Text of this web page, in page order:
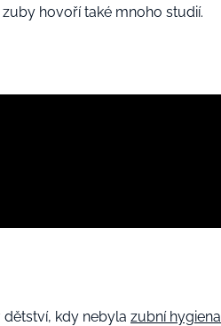
hovoří také mnoho studií.
kdy nebyla zubní hygiena